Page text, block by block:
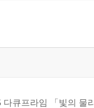
다큐프라임 「빛의 물